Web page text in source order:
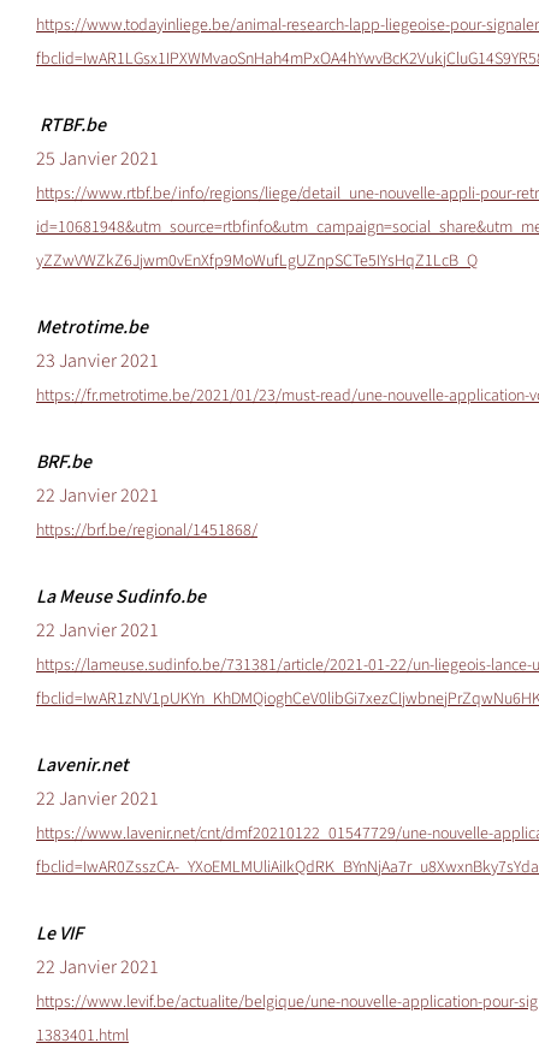
https://www.todayinliege.be/animal-research-lapp-liegeoise-pour-
RTBF.be
25 Janvier 2021
https://www.rtbf.be/info/regions/liege/detail_une-nouvelle-appli-pour-
yZZwVWZkZ6Jjwm0vEnXfp9MoWufLgUZnpSCTe5IYsHqZ1LcB_Q
Metrotime.be
23 Janvier 2021
https://fr.metrotime.be/2021/01/23/must-read/une-nouvelle-application-
BRF.be
22 Janvier 2021
https://brf.be/regional/1451868/
La Meuse Sudinfo.be
22 Janvier 2021
https://lameuse.sudinfo.be/731381/article/2021-01-22/un-liegeois-
Lavenir.net
22 Janvier 2021
https://www.lavenir.net/cnt/dmf20210122_01547729/une-nouvelle-
fbclid=IwAR0ZsszCA-
Le VIF
22 Janvier 2021
https://www.levif.be/actualite/belgique/une-nouvelle-application-pour-
1383401.html